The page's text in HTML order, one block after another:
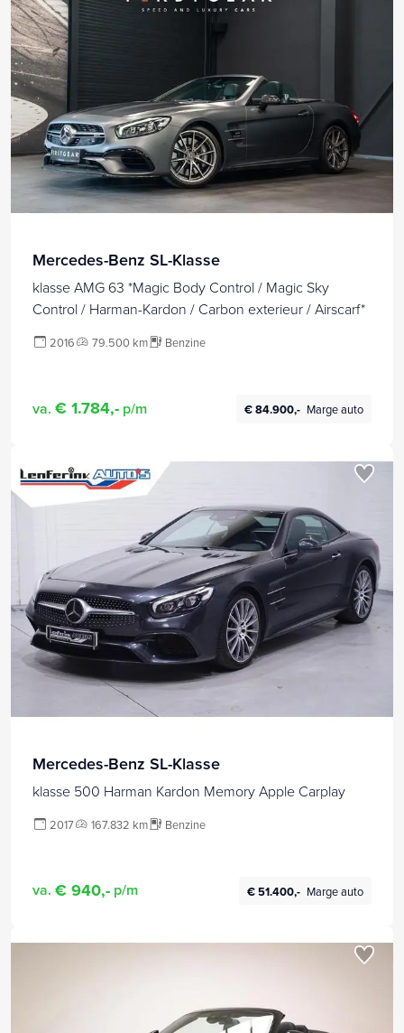
Mercedes-Benz SL-Klasse
klasse AMG 63 *Magic Body Control / Magic Sky
Control / Harman-Kardon / Carbon exterieur / Airscarf*
2016 79.500 km Benzine
va. € 1.784,- p/m € 84.900,- Marge auto
Mercedes-Benz SL-Klasse
klasse 500 Harman Kardon Memory Apple Carplay
2017 167.832 km Benzine
va. € 940,- p/m € 51.400,- Marge auto